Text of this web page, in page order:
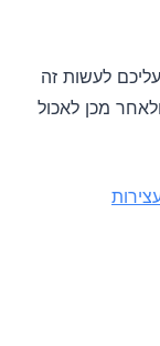
לעשות זה
מכן לאכול